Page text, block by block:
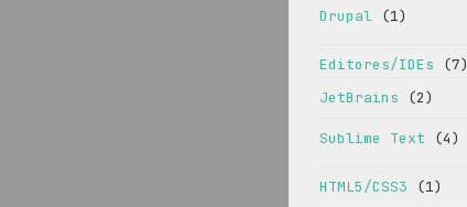
Drupal (1)
Editores/IDEs (7)
JetBrains (2)
Sublime Text (4)
HTML5/CSS3 (1)